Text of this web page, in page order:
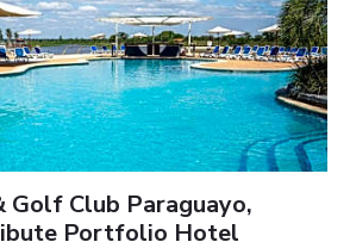
Golf Club Paraguayo,
Portfolio Hotel